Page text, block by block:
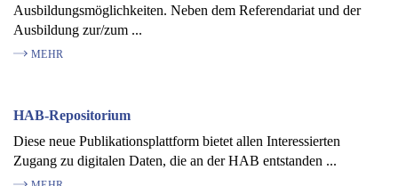
Ausbildungsmöglichkeiten. Neben dem Referendariat und der
Ausbildung zur/zum ...
MEHR
HAB-Repositorium
Diese neue Publikationsplattform bietet allen Interessierten
Zugang zu digitalen Daten, die an der HAB entstanden ...